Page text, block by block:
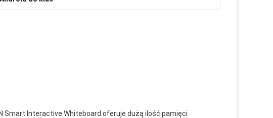
Smart Interactive Whiteboard oferuje dużą ilość pamięci